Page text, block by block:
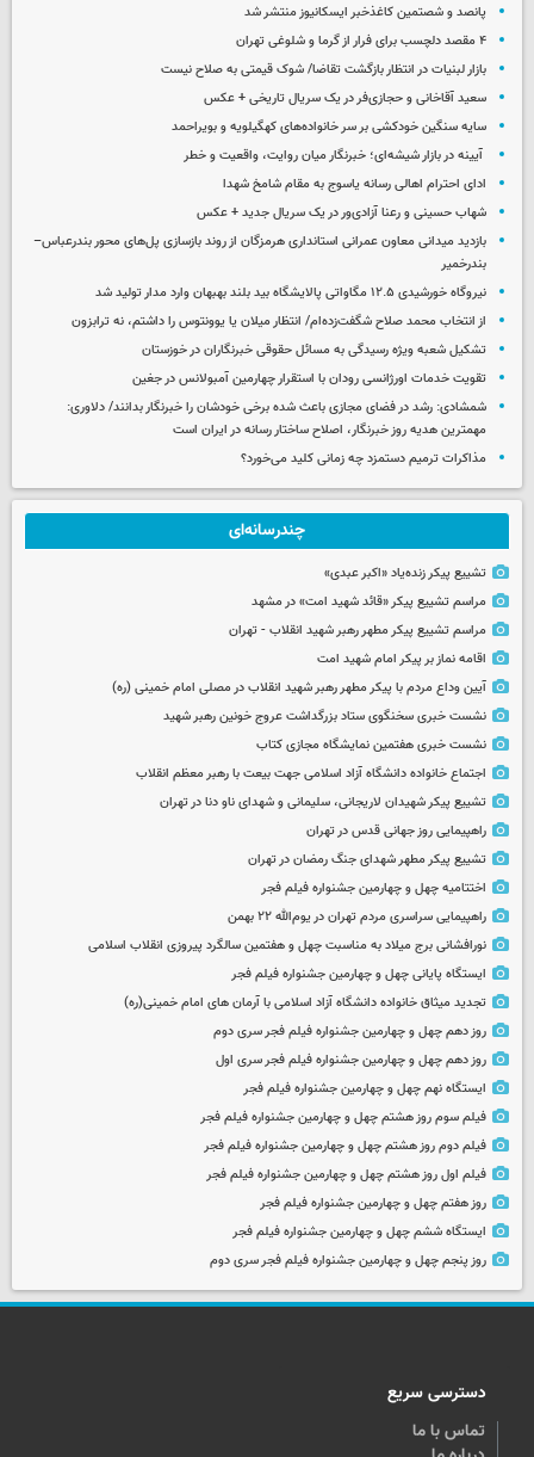
پانصد و شصتمین کاغذخبر ایسکانیوز منتشر شد
۴ مقصد دلچسب برای فرار از گرما و شلوغی تهران
بازار لبنیات در انتظار بازگشت تقاضا/ شوک قیمتی به صلاح نیست
سعید آقاخانی و حجازی‌فر در یک سریال تاریخی + عکس
سایه سنگین خودکشی بر سر خانواده‌های کهگیلویه و بویراحمد
آیینه در بازار شیشه‌ای؛ خبرنگار میان روایت، واقعیت و خطر
ادای احترام اهالی رسانه یاسوج به مقام شامخ شهدا
شهاب حسینی و رعنا آزادی‌ور در یک سریال جدید + عکس
بازدید میدانی معاون عمرانی استانداری هرمزگان از روند بازسازی پل‌های محور بندرعباس–
بندرخمیر
نیروگاه خورشیدی ۱۲.۵ مگاواتی پالایشگاه بید بلند بهبهان وارد مدار تولید شد
از انتخاب محمد صلاح شگفت‌زده‌ام/ انتظار میلان یا یوونتوس را داشتم، نه ترابزون
تشکیل شعبه ویژه رسیدگی به مسائل حقوقی خبرنگاران در خوزستان
تقویت خدمات اورژانسی رودان با استقرار چهارمین آمبولانس در جغین
شمشادی: رشد در فضای مجازی باعث شده برخی خودشان را خبرنگار بدانند/ دلاوری:
مهمترین هدیه‌ روز خبرنگار، اصلاح ساختار رسانه در ایران است
مذاکرات ترمیم دستمزد چه زمانی کلید می‌خورد؟
چندرسانه‌ای
تشییع پیکر زنده‌یاد «اکبر عبدی»
مراسم تشییع پیکر «قائد شهید امت» در مشهد
مراسم تشییع پیکر مطهر رهبر شهید انقلاب - تهران
اقامه نماز بر پیکر امام شهید امت
آیین وداع مردم با پیکر مطهر رهبر شهید انقلاب در مصلی امام خمینی (ره)
نشست خبری سخنگوی ستاد بزرگداشت عروج خونین رهبر شهید
نشست خبری هفتمین نمایشگاه مجازی کتاب
اجتماع خانواده دانشگاه آزاد اسلامی جهت بیعت با رهبر معظم انقلاب
تشییع پیکر شهیدان لاریجانی، سلیمانی و شهدای ناو دنا در تهران
راهپیمایی روز جهانی قدس در تهران
تشییع پیکر مطهر شهدای جنگ رمضان در تهران
اختتامیه چهل و چهارمین جشنواره فیلم فجر
راهپیمایی سراسری مردم تهران در یوم‌الله ۲۲ بهمن
نورافشانی برج میلاد به مناسبت چهل‌ و هفتمین سالگرد پیروزی انقلاب اسلامی
ایستگاه پایانی چهل و چهارمین جشنواره فیلم فجر
تجدید میثاق خانواده دانشگاه آزاد اسلامی با آرمان های امام خمینی(ره)
روز دهم چهل و چهارمین جشنواره فیلم فجر سری دوم
روز دهم چهل و چهارمین جشنواره فیلم فجر سری اول
ایستگاه نهم چهل و چهارمین جشنواره فیلم فجر
فیلم سوم روز هشتم چهل و چهارمین جشنواره فیلم فجر
فیلم دوم روز هشتم چهل و چهارمین جشنواره فیلم فجر
فیلم اول روز هشتم چهل و چهارمین جشنواره فیلم فجر
روز هفتم چهل و چهارمین جشنواره فیلم فجر
ایستگاه ششم چهل و چهارمین جشنواره فیلم فجر
روز پنجم چهل و چهارمین جشنواره فیلم فجر سری دوم
دسترسی سریع
تماس با ما